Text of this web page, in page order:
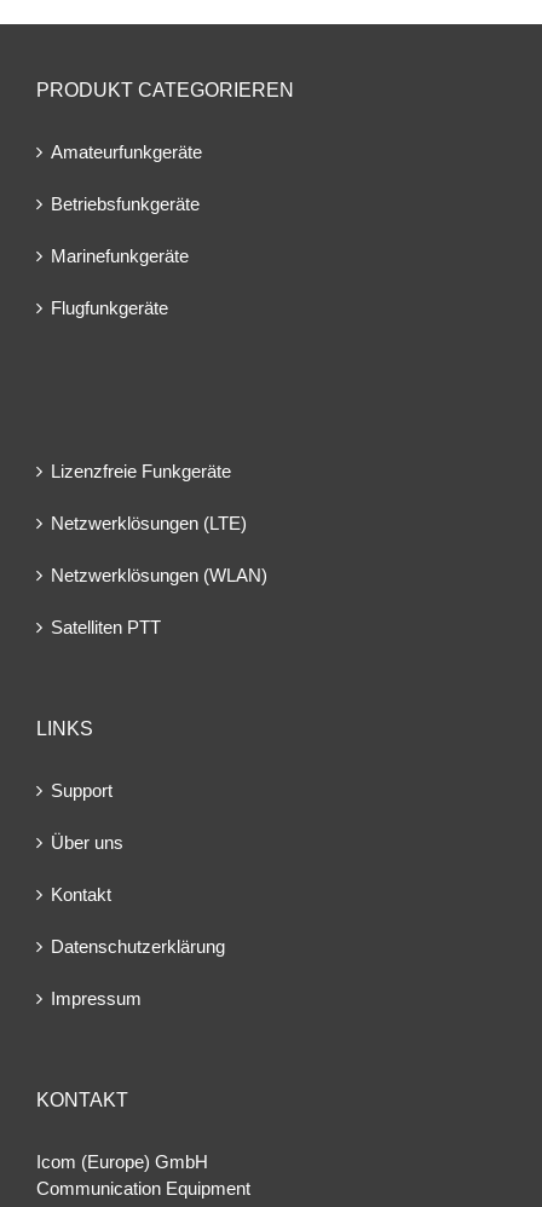
PRODUKT CATEGORIEREN
Amateurfunkgeräte
Betriebsfunkgeräte
Marinefunkgeräte
Flugfunkgeräte
Lizenzfreie Funkgeräte
Netzwerklösungen (LTE)
Netzwerklösungen (WLAN)
Satelliten PTT
LINKS
Support
Über uns
Kontakt
Datenschutzerklärung
Impressum
KONTAKT
Icom (Europe) GmbH
Communication Equipment